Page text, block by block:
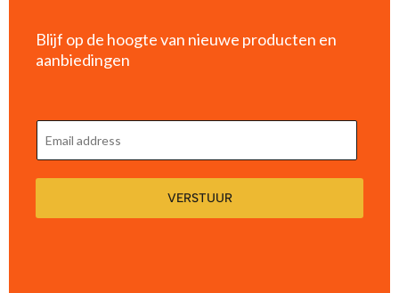
Blijf op de hoogte van nieuwe producten en
aanbiedingen
m
i
VERSTUUR